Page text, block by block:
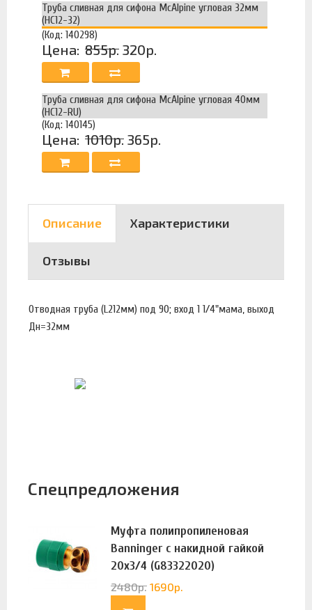
Труба сливная для сифона McAlpine угловая 32мм
(HC12-32)
(Код: 140298)
Цена: 855р. 320р.
Труба сливная для сифона McAlpine угловая 40мм
(HC12-RU)
(Код: 140145)
Цена: 1010р. 365р.
Описание Характеристики
Отзывы
Отводная труба (L212мм) под 90; вход 1 1/4"мама, выход
Дн=32мм
Спецпредложения
Муфта полипропиленовая
Banninger с накидной гайкой
20х3/4 (G83322020)
2480р. 1690р.